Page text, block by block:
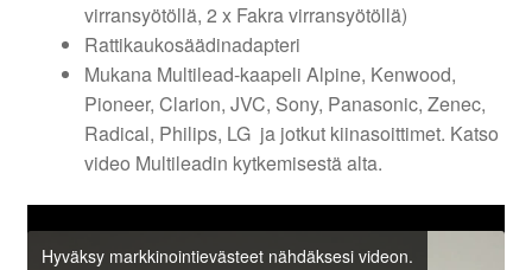
virransyötöllä, 2 x Fakra virransyötöllä)
Rattikaukosäädinadapteri
Mukana Multilead-kaapeli Alpine, Kenwood,
Pioneer, Clarion, JVC, Sony, Panasonic, Zenec,
Radical, Philips, LG ja jotkut kiinasoittimet. Katso
video Multileadin kytkemisestä alta.
Hyväksy markkinointievästeet nähdäksesi videon.